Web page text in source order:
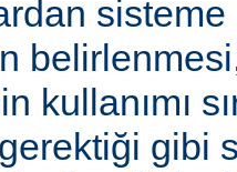
sisteme
kullanımı
gibi